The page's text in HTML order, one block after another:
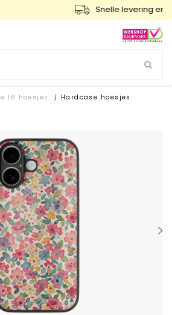
levering en gratis ruilen
16 hoesjes / Hardcase hoesjes